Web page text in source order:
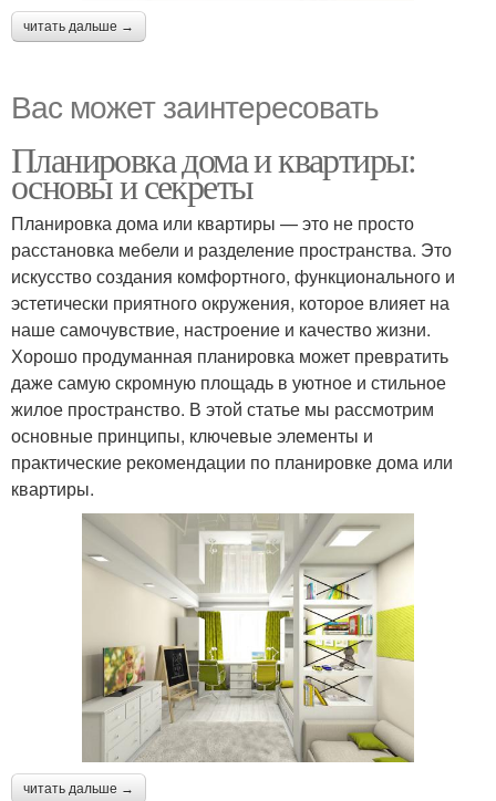
читать дальше →
Вас может заинтересовать
Планировка дома и квартиры:
основы и секреты
Планировка дома или квартиры — это не просто
расстановка мебели и разделение пространства. Это
искусство создания комфортного, функционального и
эстетически приятного окружения, которое влияет на
наше самочувствие, настроение и качество жизни.
Хорошо продуманная планировка может превратить
даже самую скромную площадь в уютное и стильное
жилое пространство. В этой статье мы рассмотрим
основные принципы, ключевые элементы и
практические рекомендации по планировке дома или
квартиры.
читать дальше →